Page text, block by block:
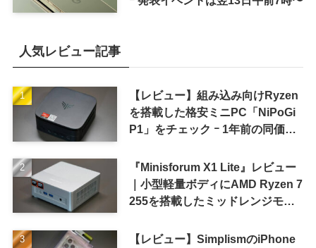
人気レビュー記事
【レビュー】組み込み向けRyzen
を搭載した格安ミニPC「NiPoGi
P1」をチェック ｰ 1年前の同価格
『Minisforum X1 Lite』レビュー
｜小型軽量ボディにAMD Ryzen 7
255を搭載したミッドレンジモデ
【レビュー】SimplismのiPhone